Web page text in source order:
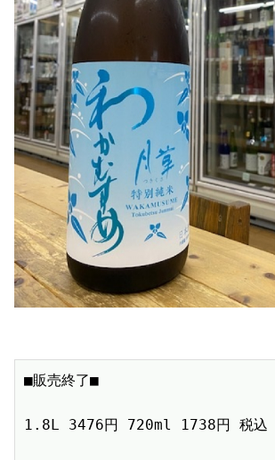
■販売終了■
1.8L 3476円 720ml 1738円 税込